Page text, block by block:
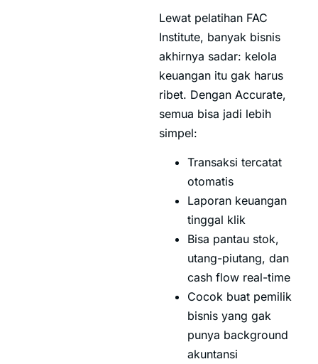
Lewat pelatihan FAC
Institute, banyak bisnis
akhirnya sadar: kelola
keuangan itu gak harus
ribet. Dengan Accurate,
semua bisa jadi lebih
simpel:
Transaksi tercatat
otomatis
Laporan keuangan
tinggal klik
Bisa pantau stok,
utang-piutang, dan
cash flow real-time
Cocok buat pemilik
bisnis yang gak
punya background
akuntansi